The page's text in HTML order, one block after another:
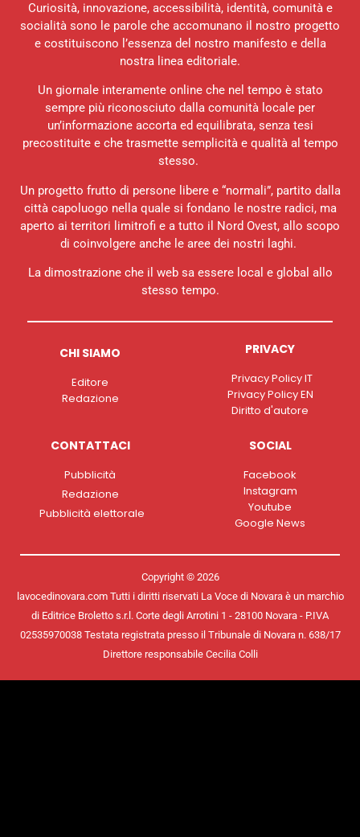
Curiosità, innovazione, accessibilità, identità, comunità e
socialità sono le parole che accomunano il nostro progetto
e costituiscono l’essenza del nostro manifesto e della
nostra linea editoriale.
Un giornale interamente online che nel tempo è stato
sempre più riconosciuto dalla comunità locale per
un’informazione accorta ed equilibrata, senza tesi
precostituite e che trasmette semplicità e qualità al tempo
stesso.
Un progetto frutto di persone libere e “normali”, partito dalla
città capoluogo nella quale si fondano le nostre radici, ma
aperto ai territori limitrofi e a tutto il Nord Ovest, allo scopo
di coinvolgere anche le aree dei nostri laghi.
La dimostrazione che il web sa essere local e global allo
stesso tempo.
CHI SIAMO
Editore
Redazione
PRIVACY
Privacy Policy IT
Privacy Policy EN
Diritto d'autore
CONTATTACI
Pubblicità
Redazione
Pubblicità elettorale
SOCIAL
Facebook
Instagram
Youtube
Google News
Copyright © 2026
lavocedinovara.com Tutti i diritti riservati La Voce di Novara è un marchio
di Editrice Broletto s.r.l. Corte degli Arrotini 1 - 28100 Novara - P.IVA
02535970038 Testata registrata presso il Tribunale di Novara n. 638/17
Direttore responsabile Cecilia Colli